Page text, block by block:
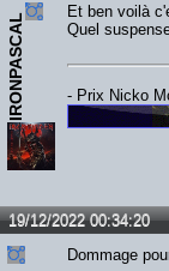
IRONPASCAL
Et ben voilà
Quel
- Prix Nicko
19/12/2022 00:34:20
Dommage